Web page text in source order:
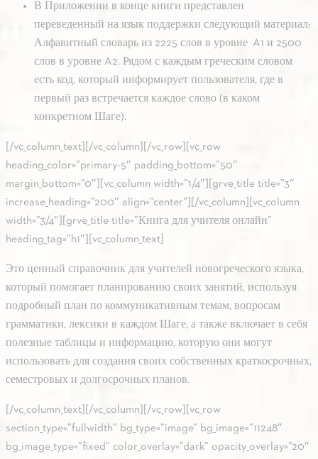
В Приложении в конце книги представлен
переведенный на язык поддержки следующий материал:
Алфавитный словарь из 2225 слов в уровне A1 и 2500
слов в уровне A2. Рядом с каждым греческим словом
есть код, который информирует пользователя, где в
первый раз встречается каждое слово (в каком
конкретном Шаге).
[/vc_column_text][/vc_column][/vc_row][vc_row
heading_color=”primary-5″ padding_bottom=”50″
margin_bottom=”0″][vc_column width=”1/4″][grve_title title=”3″
increase_heading=”200″ align=”center”][/vc_column][vc_column
width=”3/4″][grve_title title=”Книга для учителя онлайн”
heading_tag=”h1″][vc_column_text]
Это ценный справочник для учителей новогреческого языка,
который помогает планированию своих занятий, используя
подробный план по коммуникативным темам, вопросам
грамматики, лексики в каждом Шаге, а также включает в себя
полезные таблицы и информацию, которую они могут
использовать для создания своих собственных краткосрочных,
семестровых и долгосрочных планов.
[/vc_column_text][/vc_column][/vc_row][vc_row
section_type=”fullwidth” bg_type=”image” bg_image=”11248″
bg_image_type=”fixed” color_overlay=”dark” opacity_overlay=”20″